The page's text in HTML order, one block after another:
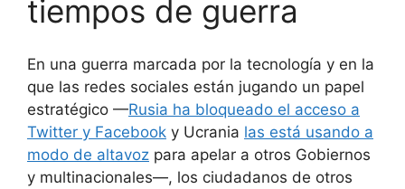
tiempos de guerra
En una guerra marcada por la tecnología y en la
que las redes sociales están jugando un papel
estratégico —Rusia ha bloqueado el acceso a
Twitter y Facebook y Ucrania las está usando a
modo de altavoz para apelar a otros Gobiernos
y multinacionales—, los ciudadanos de otros